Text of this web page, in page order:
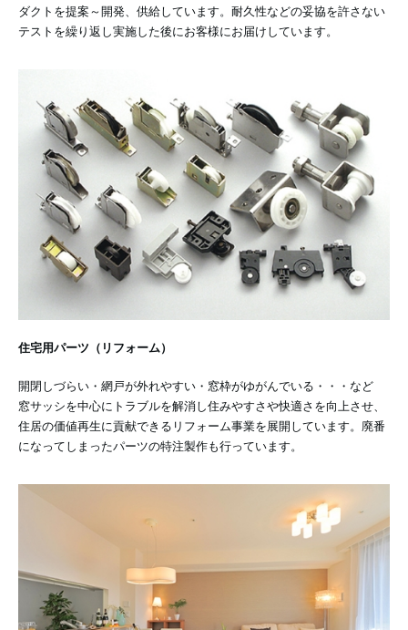
ダクトを提案～開発、供給しています。耐久性などの妥協を許さない
テストを繰り返し実施した後にお客様にお届けしています。
住宅用パーツ（リフォーム）
開閉しづらい・網戸が外れやすい・窓枠がゆがんでいる・・・など
窓サッシを中心にトラブルを解消し住みやすさや快適さを向上させ、
住居の価値再生に貢献できるリフォーム事業を展開しています。廃番
になってしまったパーツの特注製作も行っています。